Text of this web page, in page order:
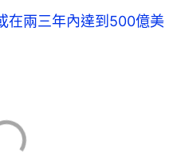
在兩三年內達到500億美